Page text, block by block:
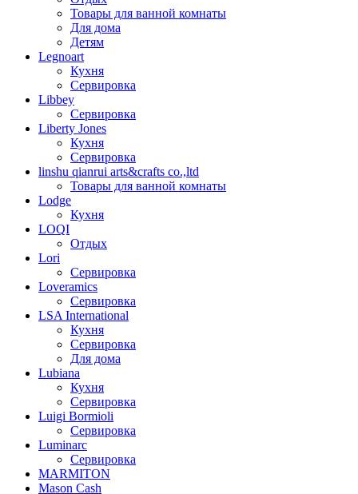
Товары для ванной комнаты
Для дома
Детям
Legnoart
Кухня
Сервировка
Libbey
Сервировка
Liberty Jones
Кухня
Сервировка
linshu qianrui arts&crafts co.,ltd
Товары для ванной комнаты
Lodge
Кухня
LOQI
Отдых
Lori
Сервировка
Loveramics
Сервировка
LSA International
Кухня
Сервировка
Для дома
Lubiana
Кухня
Сервировка
Luigi Bormioli
Сервировка
Luminarc
Сервировка
MARMITON
Mason Cash